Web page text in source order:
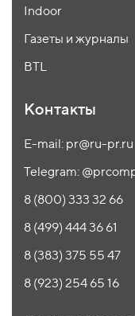
Indoor
Газеты и журналы
BTL
Контакты
E-mail: pr@ru-pr.ru
Telegram:
8 (800) 333 32 66
8 (499) 444 36 61
8 (383) 375 55 47
8 (923) 254 65 16